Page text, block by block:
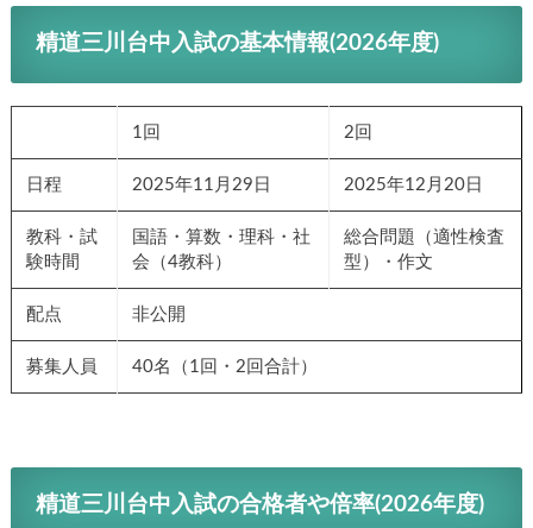
精道三川台中入試の基本情報(2026年度)
1回 2回
日程 2025年11月29日 2025年12月20日
教科・試
験時間
国語・算数・理科・社
会（4教科）
総合問題（適性検査
型）・作文
配点 非公開
募集人員 40名（1回・2回合計）
精道三川台中入試の合格者や倍率(2026年度)